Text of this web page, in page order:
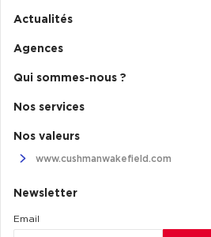
Actualités
Agences
Qui sommes-nous ?
Nos services
Nos valeurs
www.cushmanwakefield.com
Newsletter
Email